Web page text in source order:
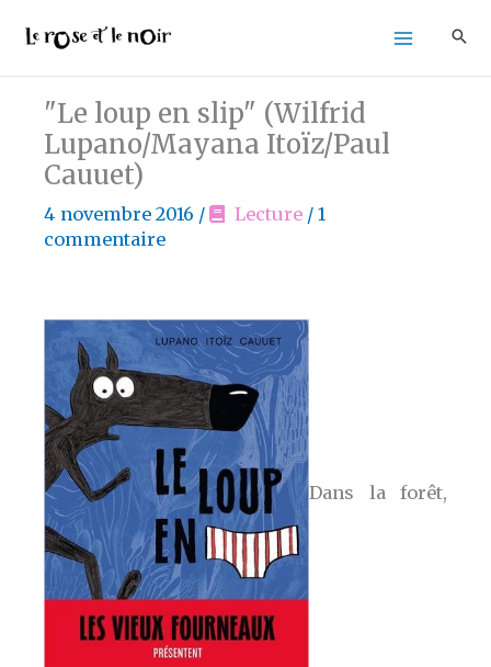
contenu
"Le loup en slip" (Wilfrid
Lupano/Mayana Itoïz/Paul
Cauuet)
4 novembre 2016 / Lecture/ 1
commentaire
Dans la forêt,